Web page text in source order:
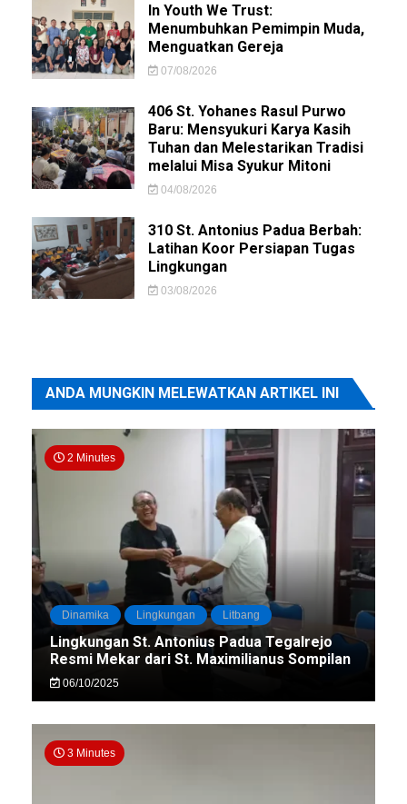
In Youth We Trust:
Menumbuhkan Pemimpin Muda,
Menguatkan Gereja
07/08/2026
406 St. Yohanes Rasul Purwo
Baru: Mensyukuri Karya Kasih
Tuhan dan Melestarikan Tradisi
melalui Misa Syukur Mitoni
04/08/2026
310 St. Antonius Padua Berbah:
Latihan Koor Persiapan Tugas
Lingkungan
03/08/2026
ANDA MUNGKIN MELEWATKAN ARTIKEL INI
2 Minutes
Dinamika Lingkungan Litbang
Lingkungan St. Antonius Padua Tegalrejo
Resmi Mekar dari St. Maximilianus Sompilan
06/10/2025
3 Minutes